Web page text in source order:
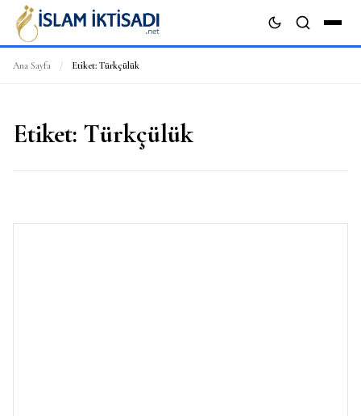
Ana Sayfa / Etiket: Türkçülük
Etiket: Türkçülük